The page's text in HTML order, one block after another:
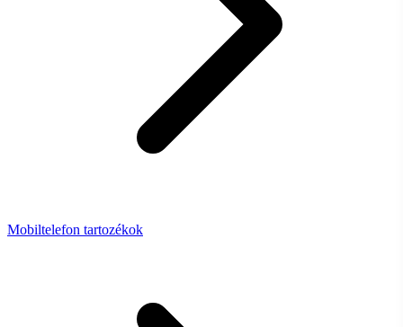
Mobiltelefon tartozékok